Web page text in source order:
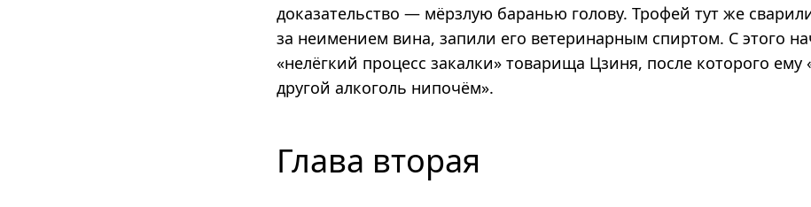
доказательство — мёрзлую баранью голову. Трофей тут же
за неимением вина, запили его ветеринарным спиртом. С этого
«нелёгкий процесс закалки» товарища Цзиня, после которого ему
другой алкоголь нипочём».
Глава вторая